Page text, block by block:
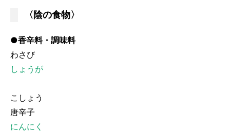
〈陰の食物〉
●香辛料・調味料
わさび
しょうが
こしょう
唐辛子
にんにく